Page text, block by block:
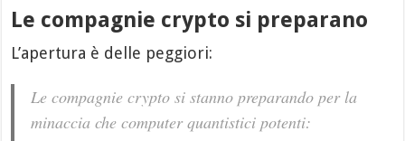
Le compagnie crypto si preparano
L’apertura è delle peggiori:
Le compagnie crypto si stanno preparando per la
minaccia che computer quantistici potenti: